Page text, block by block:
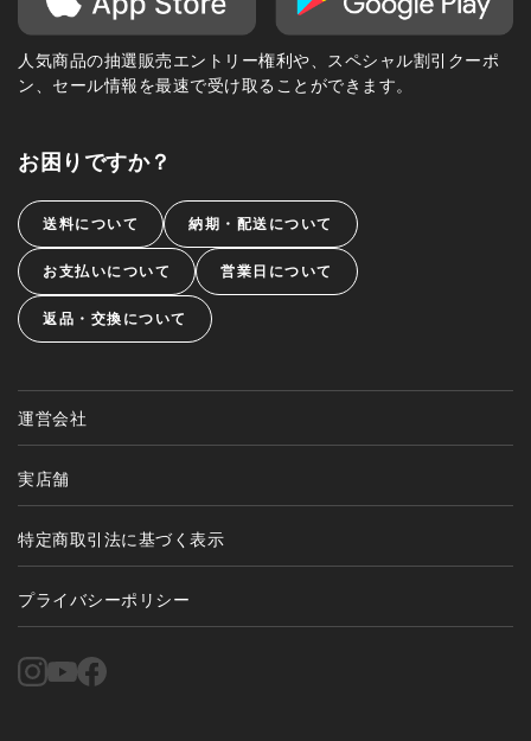
人気商品の抽選販売エントリー権利や、スペシャル割引クーポ
ン、セール情報を最速で受け取ることができます。
お困りですか？
送料について 納期・配送について
お支払いについて 営業日について
返品・交換について
運営会社
実店舗
特定商取引法に基づく表示
プライバシーポリシー